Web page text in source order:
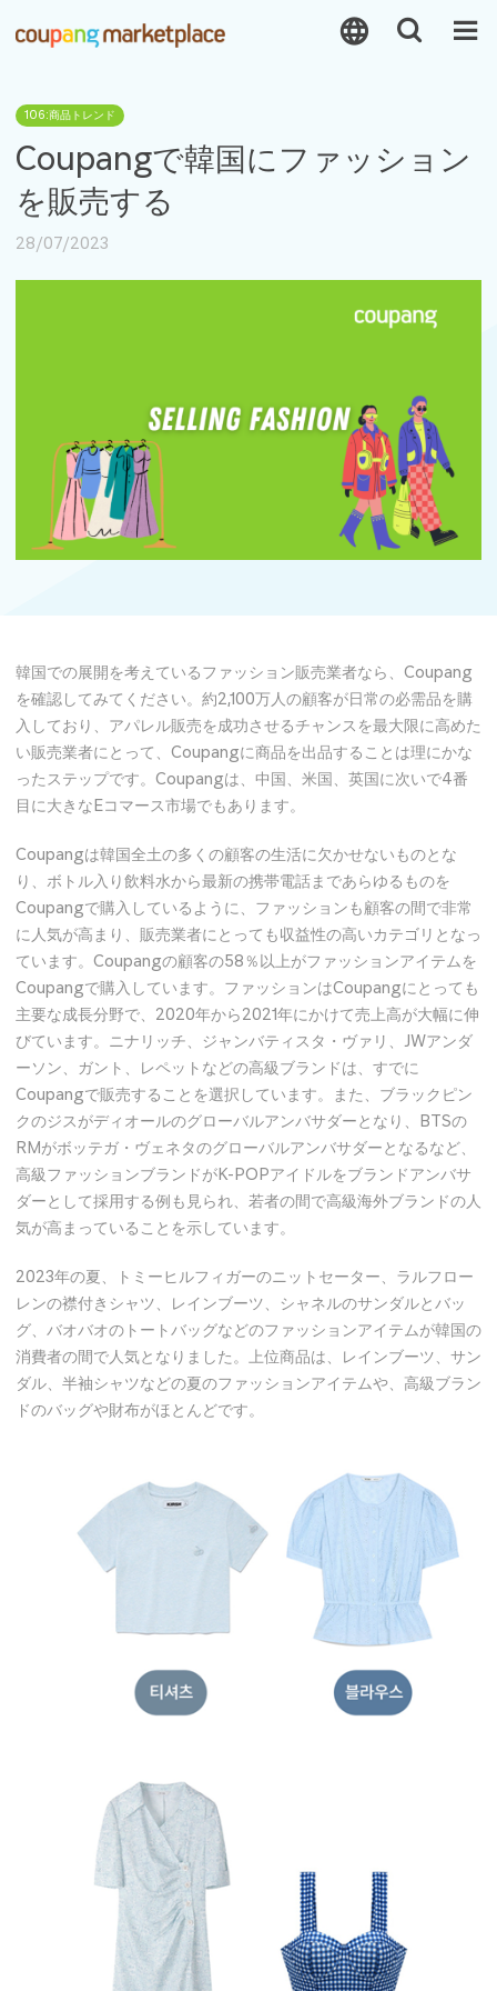
106:商品トレンド
Coupangで韓国にファッション
を販売する
28/07/2023
韓国での展開を考えているファッション販売業者なら、Coupang
を確認してみてください。約2,100万人の顧客が日常の必需品を購
入しており、アパレル販売を成功させるチャンスを最大限に高めた
い販売業者にとって、Coupangに商品を出品することは理にかな
ったステップです。Coupangは、中国、米国、英国に次いで4番
目に大きなEコマース市場でもあります。
Coupangは韓国全土の多くの顧客の生活に欠かせないものとな
り、ボトル入り飲料水から最新の携帯電話まであらゆるものを
Coupangで購入しているように、ファッションも顧客の間で非常
に人気が高まり、販売業者にとっても収益性の高いカテゴリとなっ
ています。Coupangの顧客の58％以上がファッションアイテムを
Coupangで購入しています。ファッションはCoupangにとっても
主要な成長分野で、2020年から2021年にかけて売上高が大幅に伸
びています。ニナリッチ、ジャンバティスタ・ヴァリ、JWアンダ
ーソン、ガント、レペットなどの高級ブランドは、すでに
Coupangで販売することを選択しています。また、ブラックピン
クのジスがディオールのグローバルアンバサダーとなり、BTSの
RMがボッテガ・ヴェネタのグローバルアンバサダーとなるなど、
高級ファッションブランドがK-POPアイドルをブランドアンバサ
ダーとして採用する例も見られ、若者の間で高級海外ブランドの人
気が高まっていることを示しています。
2023年の夏、トミーヒルフィガーのニットセーター、ラルフロー
レンの襟付きシャツ、レインブーツ、シャネルのサンダルとバッ
グ、バオバオのトートバッグなどのファッションアイテムが韓国の
消費者の間で人気となりました。上位商品は、レインブーツ、サン
ダル、半袖シャツなどの夏のファッションアイテムや、高級ブラン
ドのバッグや財布がほとんどです。